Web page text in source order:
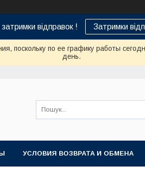
відправок ! Затримки
поскольку по ее графику работы
день.
УСЛОВИЯ ВОЗВРАТА И ОБМЕНА